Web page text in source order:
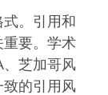
。引用和
要。学术
芝加哥风
的引用风